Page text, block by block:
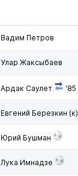
Вадим Петров
Улар Жаксыбаев
Ардак Саулет '85
Евгений Березкин (к)
Юрий Бушман
Лука Имнадзе